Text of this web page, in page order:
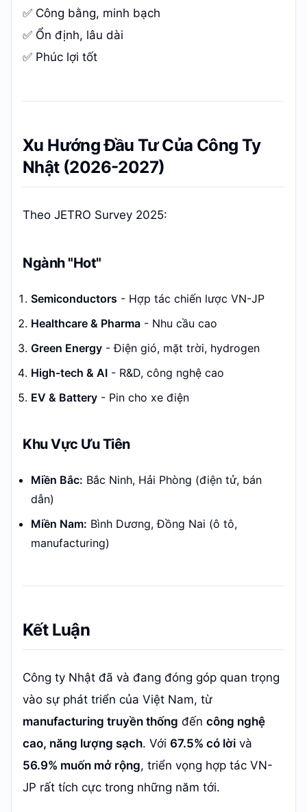
✅ Công bằng, minh bạch
✅ Ổn định, lâu dài
✅ Phúc lợi tốt
Xu Hướng Đầu Tư Của Công Ty
Nhật (2026-2027)
Theo JETRO Survey 2025:
Ngành "Hot"
Semiconductors - Hợp tác chiến lược VN-JP
Healthcare & Pharma - Nhu cầu cao
Green Energy - Điện gió, mặt trời, hydrogen
High-tech & AI - R&D, công nghệ cao
EV & Battery - Pin cho xe điện
Khu Vực Ưu Tiên
Miền Bắc: Bắc Ninh, Hải Phòng (điện tử, bán
dẫn)
Miền Nam: Bình Dương, Đồng Nai (ô tô,
manufacturing)
Kết Luận
Công ty Nhật đã và đang đóng góp quan trọng
vào sự phát triển của Việt Nam, từ
manufacturing truyền thống đến công nghệ
cao, năng lượng sạch. Với 67.5% có lời và
56.9% muốn mở rộng, triển vọng hợp tác VN-
JP rất tích cực trong những năm tới.